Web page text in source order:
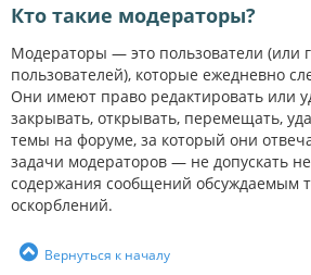
Кто такие модераторы?
Модераторы — это пользователи (или
пользователей), которые ежедневно
Они имеют право редактировать или
закрывать, открывать, перемещать,
темы на форуме, за который они
задачи модераторов — не допускать
содержания сообщений обсуждаемым
оскорблений.
Вернуться к началу